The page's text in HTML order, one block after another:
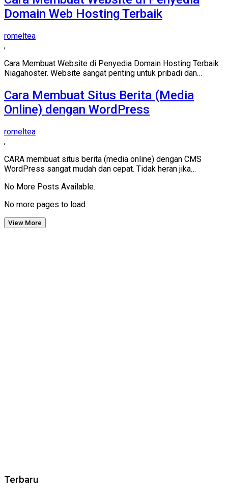
Domain Web Hosting Terbaik
romeltea
,
Cara Membuat Website di Penyedia Domain Hosting Terbaik
Niagahoster. Website sangat penting untuk pribadi dan…
Cara Membuat Situs Berita (Media
Online) dengan WordPress
romeltea
,
CARA membuat situs berita (media online) dengan CMS
WordPress sangat mudah dan cepat. Tidak heran jika…
No More Posts Available.
No more pages to load.
View More
Terbaru